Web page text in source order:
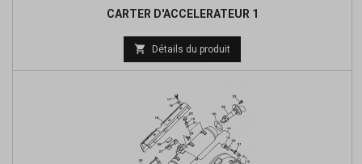
CARTER D'ACCELERATEUR 1
Prix
de
 Détails du produit